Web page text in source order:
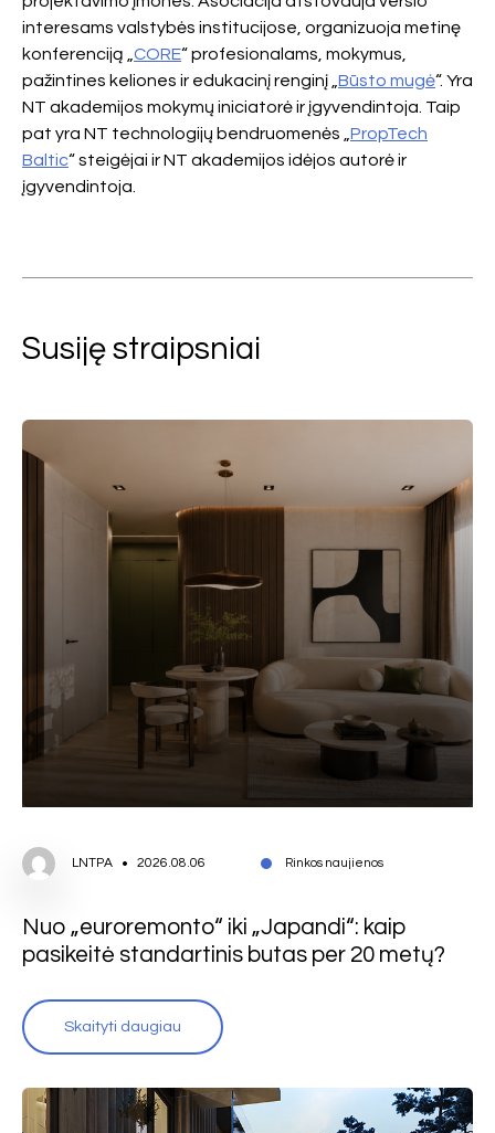
interesams valstybės institucijose, organizuoja metinę
konferenciją „ CORE“ profesionalams, mokymus,
pažintines keliones ir edukacinį renginį „ Būsto mugė“. Yra
NT akademijos mokymų iniciatorė ir įgyvendintoja. Taip
pat yra NT technologijų bendruomenės „ PropTech
Baltic“ steigėjai ir NT akademijos idėjos autorė ir
įgyvendintoja.
Susiję straipsniai
LNTPA 2026.08.06 Rinkos naujienos
Nuo „euroremonto“ iki „Japandi“: kaip
pasikeitė standartinis butas per 20 metų?
Skaityti daugiau